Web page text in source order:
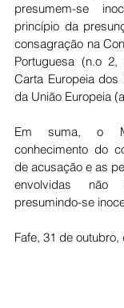
presumem-se
princípio da
consagração na
Portuguesa (n.o
Carta Europeia dos
da União Europeia
Em suma, o
conhecimento do
de acusação e as
envolvidas não
presumindo-se
Fafe, 31 de outubro,